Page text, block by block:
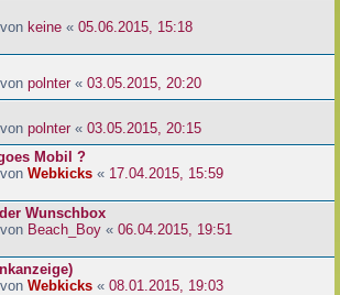
keine « 05.06.2015, 15:18
polnter« 03.05.2015, 20:20
polnter « 03.05.2015, 20:15
Mobil ?
Webkicks « 17.04.2015, 15:59
Wunschbox
Beach_Boy « 06.04.2015, 19:51
Webkicks « 08.01.2015, 19:03